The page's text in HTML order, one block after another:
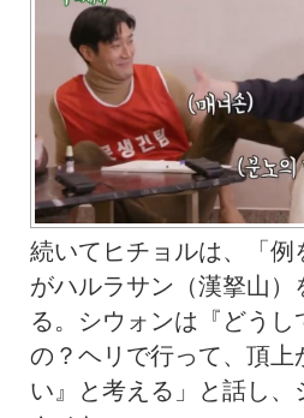
続いてヒチョルは、「例
がハルラサン（漢拏山）
る。シウォンは『どうし
の？ヘリで行って、頂上
い』と考える」と話し、